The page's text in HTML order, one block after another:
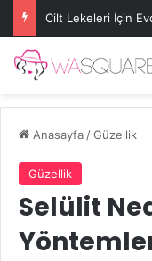
Cilt Lekeleri İçin
Anasayfa/Güzellik
Güzellik
Selülit